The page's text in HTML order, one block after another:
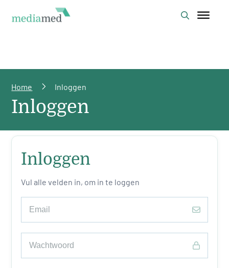
Home Inloggen
Inloggen
Inloggen
Vul alle velden in, om in te loggen